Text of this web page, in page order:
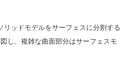
ッドモデルをサーフェスに分割する
し、複雑な曲面部分はサーフェスモ